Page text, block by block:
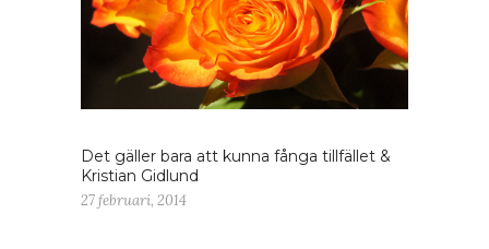
Det gäller bara att kunna fånga tillfället &
Kristian Gidlund
27 februari, 2014